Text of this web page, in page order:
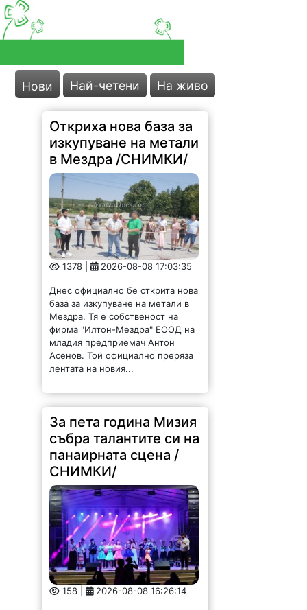
Нови Най-четени На живо
Откриха нова база за
изкупуване на метали
в Мездра /СНИМКИ/
1378 | 2026-08-08 17:03:35
Днес официално бе открита нова
база за изкупуване на метали в
Мездра. Тя е собственост на
фирма "Илтон-Мездра" ЕООД на
младия предприемач Антон
Асенов. Той официално преряза
лентата на новия...
За пета година Мизия
събра талантите си на
панаирната сцена /
СНИМКИ/
158 | 2026-08-08 16:26:14